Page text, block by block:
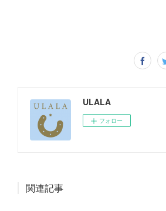
ULALA
フォロー
関連記事